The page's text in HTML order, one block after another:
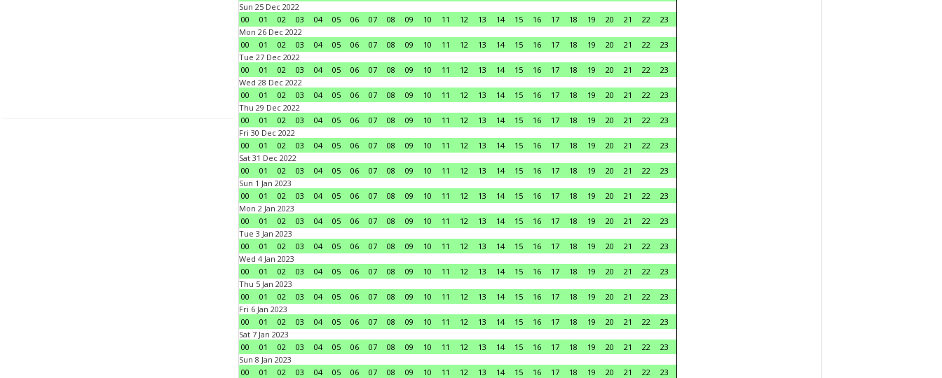
Sun 25 Dec 2022
00
01 02 03 04 05 06 07 08 09 10 11 12 13 14 15 16 17 18 19 20 21 22
23
Mon 26 Dec 2022
00
01 02 03 04 05 06 07 08 09 10 11 12 13 14 15 16 17 18 19 20 21 22
23
Tue 27 Dec 2022
00
01 02 03 04 05 06 07 08 09 10 11 12 13 14 15 16 17 18 19 20 21 22
23
Wed 28 Dec 2022
00
01 02 03 04 05 06 07 08 09 10 11 12 13 14 15 16 17 18 19 20 21 22
23
Thu 29 Dec 2022
00
01 02 03 04 05 06 07 08 09 10 11 12 13 14 15 16 17 18 19 20 21 22
23
Fri 30 Dec 2022
00
01 02 03 04 05 06 07 08 09 10 11 12 13 14 15 16 17 18 19 20 21 22
23
Sat 31 Dec 2022
00
01 02 03 04 05 06 07 08 09 10 11 12 13 14 15 16 17 18 19 20 21 22
23
Sun 1 Jan 2023
00
01 02 03 04 05 06 07 08 09 10 11 12 13 14 15 16 17 18 19 20 21 22
23
Mon 2 Jan 2023
00
01 02 03 04 05 06 07 08 09 10 11 12 13 14 15 16 17 18 19 20 21 22
23
Tue 3 Jan 2023
00
01 02 03 04 05 06 07 08 09 10 11 12 13 14 15 16 17 18 19 20 21 22
23
Wed 4 Jan 2023
00
01 02 03 04 05 06 07 08 09 10 11 12 13 14 15 16 17 18 19 20 21 22
23
Thu 5 Jan 2023
00
01 02 03 04 05 06 07 08 09 10 11 12 13 14 15 16 17 18 19 20 21 22
23
Fri 6 Jan 2023
00
01 02 03 04 05 06 07 08 09 10 11 12 13 14 15 16 17 18 19 20 21 22
23
Sat 7 Jan 2023
00
01 02 03 04 05 06 07 08 09 10 11 12 13 14 15 16 17 18 19 20 21 22
23
Sun 8 Jan 2023
00
01 02 03 04 05 06 07 08 09 10 11 12 13 14 15 16 17 18 19 20 21 22
23